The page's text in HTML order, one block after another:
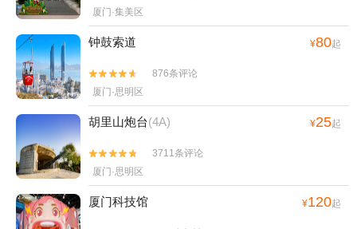
厦门·集美区
钟鼓索道 ¥80起


876条评论
厦门·思明区
胡里山炮台(4A) ¥25起


3711条评论
厦门·思明区
厦门科技馆 ¥120起